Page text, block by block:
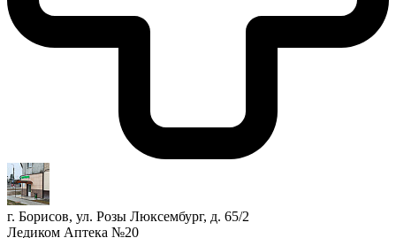
г. Борисов, ул. Розы Люксембург, д. 65/2
Ледиком Аптека №20